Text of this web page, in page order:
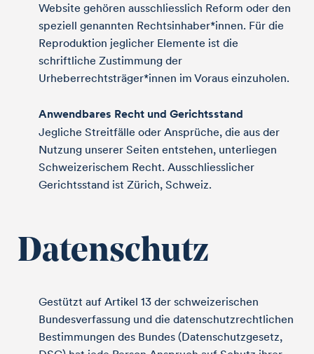
Website gehören ausschliesslich Reform oder den
speziell genannten Rechtsinhaber*innen. Für die
Reproduktion jeglicher Elemente ist die
schriftliche Zustimmung der
Urheberrechtsträger*innen im Voraus einzuholen.
Anwendbares Recht und Gerichtsstand
Jegliche Streitfälle oder Ansprüche, die aus der
Nutzung unserer Seiten entstehen, unterliegen
Schweizerischem Recht. Ausschliesslicher
Gerichtsstand ist Zürich, Schweiz.
Datenschutz
Gestützt auf Artikel 13 der schweizerischen
Bundesverfassung und die datenschutz­rechtlichen
Bestimmungen des Bundes (Datenschutzgesetz,